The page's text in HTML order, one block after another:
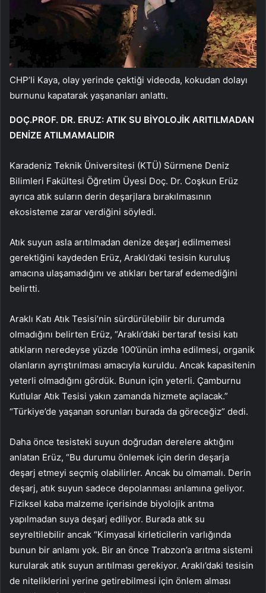
CHP’li Kaya, olay yerinde çektiği videoda, kokudan dolayı
burnunu kapatarak yaşananları anlattı.
DOÇ.PROF. DR. ERUZ: ATIK SU BİYOLOJİK ARITILMADAN
DENİZE ATILMAMALIDIR
Karadeniz Teknik Üniversitesi (KTÜ) Sürmene Deniz
Bilimleri Fakültesi Öğretim Üyesi Doç. Dr. Coşkun Erüz
ayrıca atık suların derin deşarjlara bırakılmasının
ekosisteme zarar verdiğini söyledi.
Atık suyun asla arıtılmadan denize deşarj edilmemesi
gerektiğini kaydeden Erüz, Araklı’daki tesisin kuruluş
amacına ulaşamadığını ve atıkları bertaraf edemediğini
belirtti.
Araklı Katı Atık Tesisi’nin sürdürülebilir bir durumda
olmadığını belirten Erüz, “Araklı’daki bertaraf tesisi katı
atıkların neredeyse yüzde 100’ünün imha edilmesi, organik
olanların ayrıştırılması amacıyla kuruldu. Ancak kapasitenin
yeterli olmadığını gördük. Bunun için yeterli. Çamburnu
Kutlular Atık Tesisi yakın zamanda hizmete açılacak.”
“Türkiye’de yaşanan sorunları burada da göreceğiz” dedi.
Daha önce tesisteki suyun doğrudan derelere aktığını
anlatan Erüz, “Bu durumu önlemek için derin deşarja
deşarj etmeyi seçmiş olabilirler. Ancak bu olmamalı. Derin
deşarj, atık suyun sadece depolanması anlamına geliyor.
Fiziksel kaba malzeme içerisinde biyolojik arıtma
yapılmadan suya deşarj ediliyor. Burada atık su
seyreltilebilir ancak “Kimyasal kirleticilerin varlığında
bunun bir anlamı yok. Bir an önce Trabzon’a arıtma sistemi
kurularak atık suyun arıtılması gerekiyor. Araklı’daki tesisin
de niteliklerini yerine getirebilmesi için önlem alması